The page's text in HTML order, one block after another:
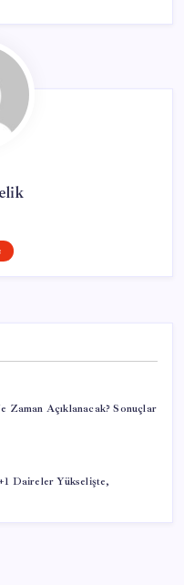
Zaman Açıklanacak? Sonuçlar
Daireler Yükselişte,